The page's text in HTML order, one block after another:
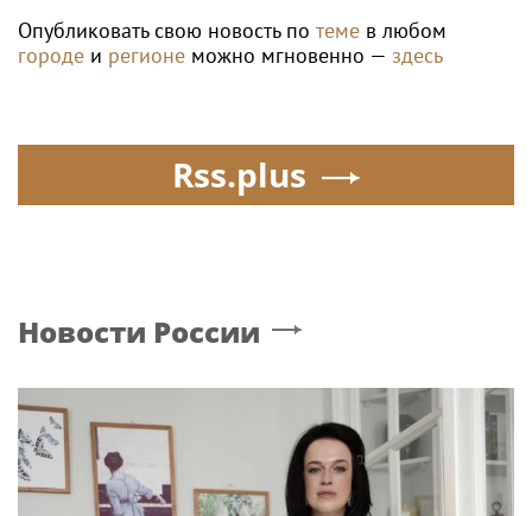
Опубликовать свою новость по теме в любом
городе и регионе можно мгновенно — здесь
Rss.plus
Новости России